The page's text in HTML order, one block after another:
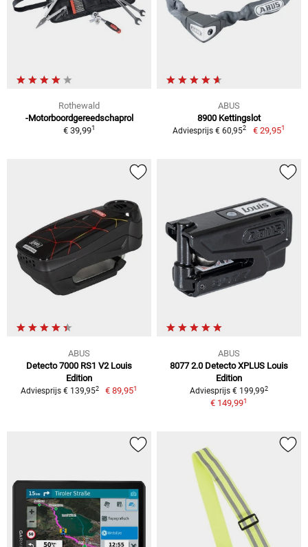
Rothewald
-Motorboordgereedschaprol
€ 39,991
ABUS
8900 Kettingslot
Adviesprijs € 60,952 € 29,951
ABUS
Detecto 7000 RS1 V2 Louis
Edition
Adviesprijs € 139,952 € 89,951
ABUS
8077 2.0 Detecto XPLUS Louis
Edition
Adviesprijs € 199,992
€ 149,991